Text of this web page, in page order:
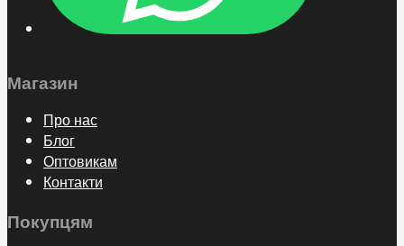
Магазин
Про нас
Блог
Оптовикам
Контакти
Покупцям